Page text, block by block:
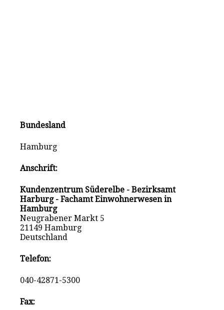
Bundesland
Hamburg
Anschrift:
Kundenzentrum Süderelbe - Bezirksamt
Harburg - Fachamt Einwohnerwesen in
Hamburg
Neugrabener Markt 5
21149 Hamburg
Deutschland
Telefon:
040-42871-5300
Fax: